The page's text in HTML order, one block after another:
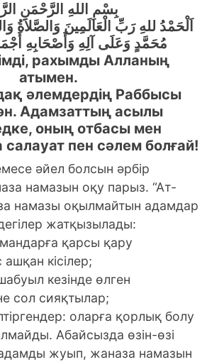
بِسْمِ اللهِ الرَّحْمَنِ
اَلْحَمْدُ للهِ رَبِّ الْعَالَمِينَ وَالصَّلاَةُ
مُحَمَّدٍ وَعَلَى آلِهِ وَأَصْحَابِهِ
рахымды Алланың
атымен.
әлемдердің Раббысы
Адамзаттың асылы
оның отбасы мен
пен сәлем болғай!
әйел болсын әрбiр
намазын оқу парыз. “Ат-
намазы оқылмайтын адамдар
жатқызылады:
қарсы қару
кісілер;
кезiнде өлген
сол сияқтылар;
оларға қорлық болу
Абайсызда өзiн-өзi
жуып, жаназа намазын